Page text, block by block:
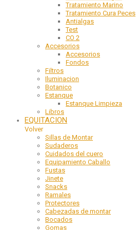
Tratamiento Marino
Tratamiento Cura Peces
Antialgas
Test
CO 2
Accesorios
Accesorios
Fondos
Filtros
Iluminacion
Botanico
Estanque
Estanque Limpieza
Libros
EQUITACION
Volver
Sillas de Montar
Sudaderos
Cuidados del cuero
Equipamiento Caballo
Fustas
Jinete
Snacks
Ramales
Protectores
Cabezadas de montar
Bocados
Gomas